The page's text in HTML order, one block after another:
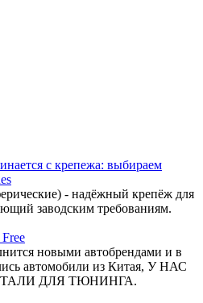
с крепежа: выбираем
- надёжный крепёж для
заводским требованиям.
новыми автобрендами и в
автомобили из Китая, У НАС
ДЛЯ ТЮНИНГА.